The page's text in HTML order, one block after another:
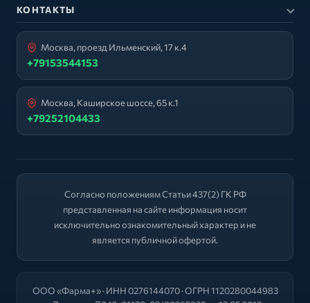
КОНТАКТЫ
Москва, проезд Ильменский, 17 к.4
+79153544153
Москва, Каширское шоссе, 65 к.1
+79252104433
Согласно положениям Статьи 437(2) ГК РФ
представленная на сайте информация носит
исключительно ознакомительный характер и не
является публичной офертой.
ООО «Фарма+» · ИНН 0276144070 · ОГРН 1120280044983